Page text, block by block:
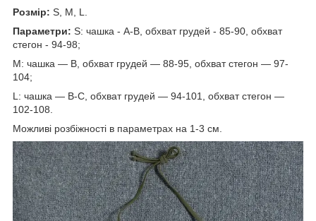
Розмір: S, M, L.
Параметри: S: чашка - А-B, обхват грудей - 85-90, обхват
стегон - 94-98;
М: чашка — В, обхват грудей — 88-95, обхват стегон — 97-
104;
L: чашка — В-С, обхват грудей — 94-101, обхват стегон —
102-108.
Можливі розбіжності в параметрах на 1-3 см.